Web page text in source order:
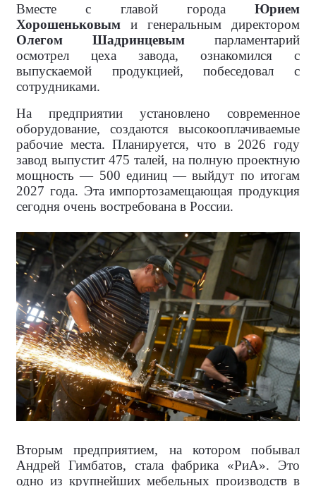
Вместе с главой города Юрием
Хорошеньковым и генеральным директором
Олегом Шадринцевым парламентарий
осмотрел цеха завода, ознакомился с
выпускаемой продукцией, побеседовал с
сотрудниками.
На предприятии установлено современное
оборудование, создаются высокооплачиваемые
рабочие места. Планируется, что в 2026 году
завод выпустит 475 талей, на полную проектную
мощность — 500 единиц — выйдут по итогам
2027 года. Эта импортозамещающая продукция
сегодня очень востребована в России.
Вторым предприятием, на котором побывал
Андрей Гимбатов, стала фабрика «РиА». Это
одно из крупнейших мебельных производств в